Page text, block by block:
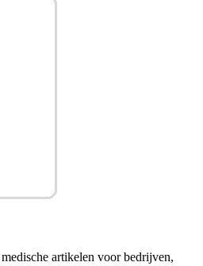
artikelen voor bedrijven,